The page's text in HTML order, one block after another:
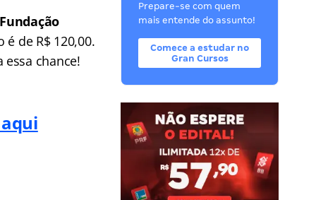
Fundação
de R$ 120,00.
chance!
Prepare-se com quem
mais entende do assunto!
Comece a estudar no
Gran Cursos